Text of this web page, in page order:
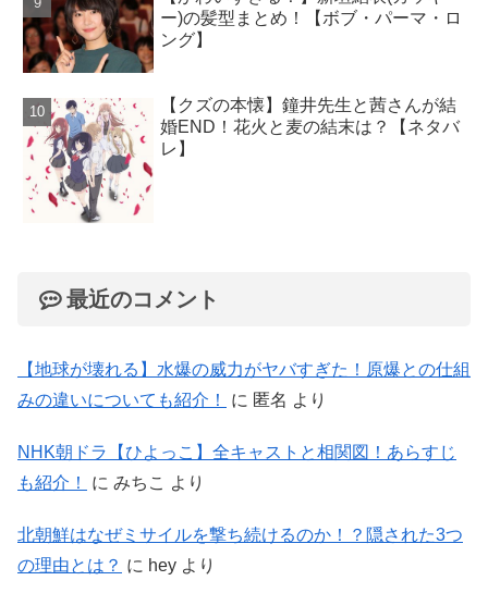
ー)の髪型まとめ！【ボブ・パーマ・ロ
ング】
【クズの本懐】鐘井先生と茜さんが結
婚END！花火と麦の結末は？【ネタバ
レ】
最近のコメント
【地球が壊れる】水爆の威力がヤバすぎた！原爆との仕組
みの違いについても紹介！
に 匿名 より
NHK朝ドラ【ひよっこ】全キャストと相関図！あらすじ
も紹介！
に みちこ より
北朝鮮はなぜミサイルを撃ち続けるのか！？隠された3つ
の理由とは？ に hey より